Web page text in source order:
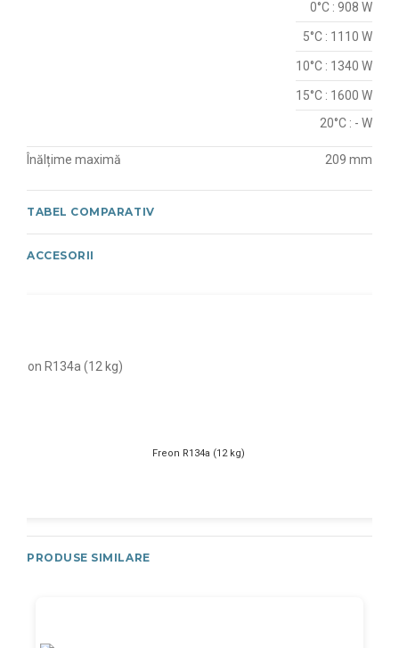
0°C : 908 W
5°C : 1110 W
10°C : 1340 W
15°C : 1600 W
20°C : - W
Înălțime maximă 209 mm
TABEL COMPARATIV
ACCESORII
Freon R134a (12 kg)
PRODUSE SIMILARE